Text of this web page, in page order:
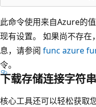
此命令使用来自Azure的
现有设置。 如果尚不存在
息，请参阅 func azure
令。
下载存储连接字符串
核心工具还可以轻松获取